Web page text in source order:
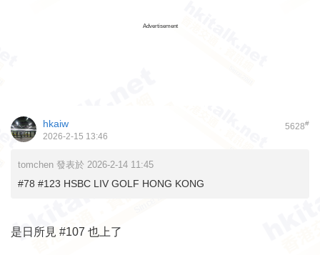
Advertisement
5628#
hkaiw
2026-2-15 13:46
tomchen 發表於 2026-2-14 11:45
#78 #123 HSBC LIV GOLF HONG KONG
是日所見 #107 也上了